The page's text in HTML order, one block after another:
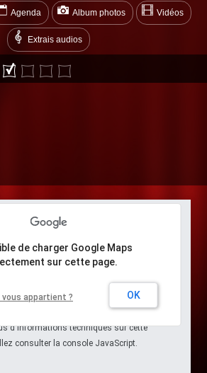
Agenda Album photos Vidéos
Extrais audios
Une erreur
s'est pas chargé correctement sur cette
d'informations techniques sur cette
consulter la console JavaScript.
de charger Google Maps
sur cette page.
vous appartient ? OK